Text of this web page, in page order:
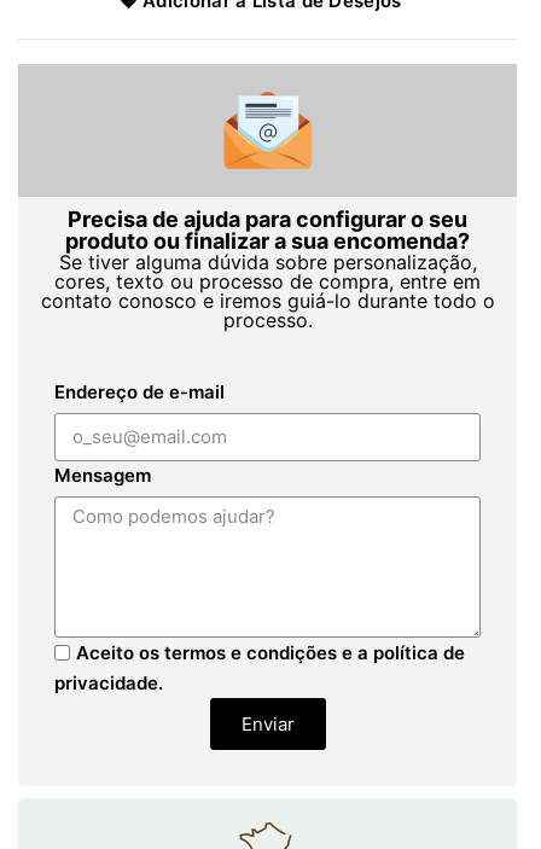
Precisa de ajuda para configurar o seu
produto ou finalizar a sua encomenda?
Se tiver alguma dúvida sobre personalização,
cores, texto ou processo de compra, entre em
contato conosco e iremos guiá-lo durante todo o
processo.
Endereço de e-mail
Mensagem
Aceito os termos e condições e a política de
privacidade.
Enviar